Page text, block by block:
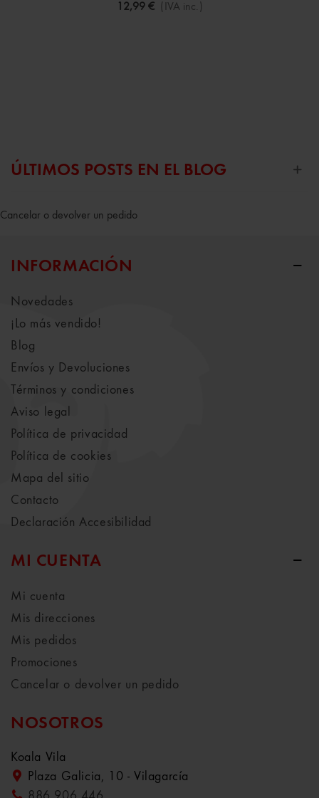
12,99 € (IVA inc.)
ÚLTIMOS POSTS EN EL BLOG
Cancelar o devolver un pedido
INFORMACIÓN
Novedades
¡Lo más vendido!
Blog
Envíos y Devoluciones
Términos y condiciones
Aviso legal
Política de privacidad
Política de cookies
Mapa del sitio
Contacto
Declaración Accesibilidad
MI CUENTA
Mi cuenta
Mis direcciones
Mis pedidos
Promociones
Cancelar o devolver un pedido
NOSOTROS
Koala Vila
Plaza Galicia, 10 - Vilagarcía